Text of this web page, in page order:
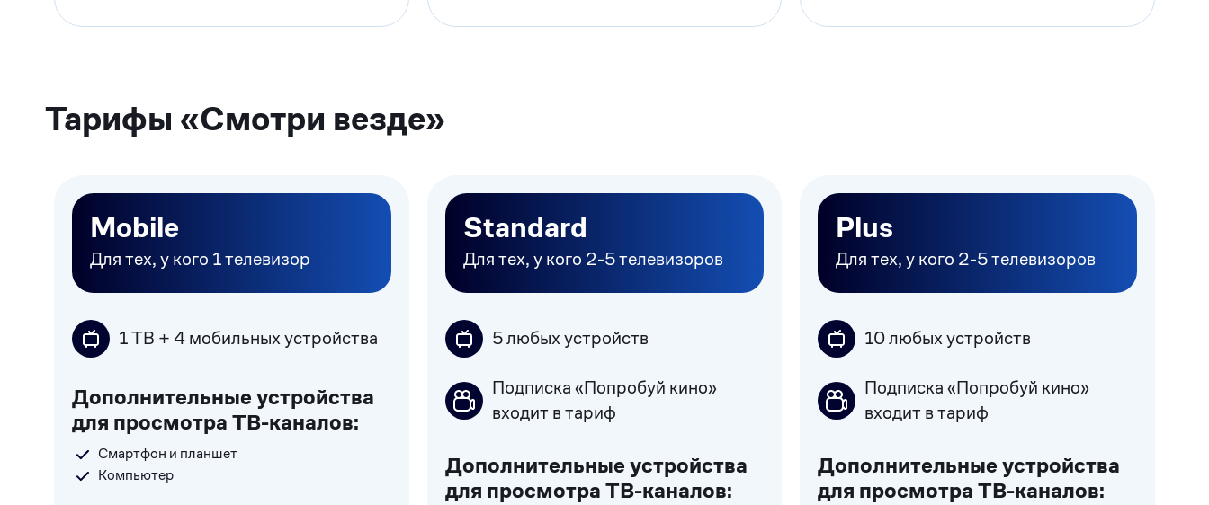
Тарифы «Смотри везде»
Mobile
Для тех, у кого 1 телевизор
1 ТВ + 4 мобильных устройства
Дополнительные устройства
для просмотра ТВ-каналов:
Смартфон и планшет
Компьютер
Standard
Для тех, у кого 2-5 телевизоров
5 любых устройств
Подписка «Попробуй кино»
входит в тариф
Дополнительные устройства
для просмотра ТВ-каналов:
Plus
Для тех, у кого 2-5 телевизоров
10 любых устройств
Подписка «Попробуй кино»
входит в тариф
Дополнительные устройства
для просмотра ТВ-каналов: